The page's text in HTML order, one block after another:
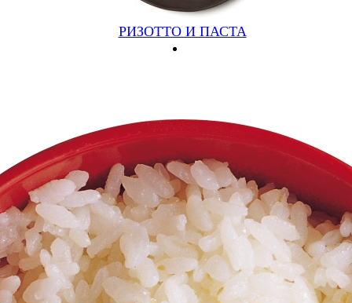
РИЗОТТО И ПАСТА
Купить
СЕРХАТ